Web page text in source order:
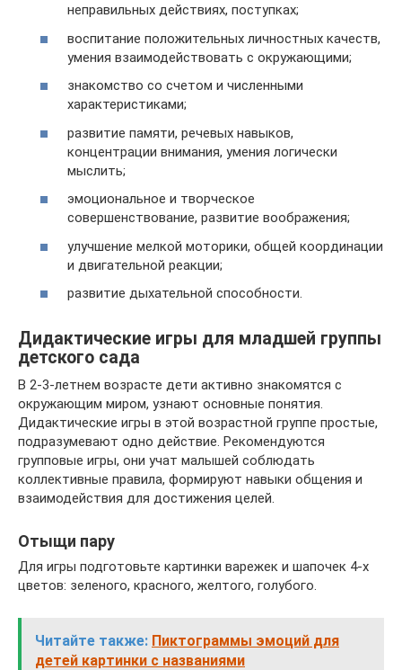
неправильных действиях, поступках;
воспитание положительных личностных качеств,
умения взаимодействовать с окружающими;
знакомство со счетом и численными
характеристиками;
развитие памяти, речевых навыков,
концентрации внимания, умения логически
мыслить;
эмоциональное и творческое
совершенствование, развитие воображения;
улучшение мелкой моторики, общей координации
и двигательной реакции;
развитие дыхательной способности.
Дидактические игры для младшей группы
детского сада
В 2-3-летнем возрасте дети активно знакомятся с
окружающим миром, узнают основные понятия.
Дидактические игры в этой возрастной группе простые,
подразумевают одно действие. Рекомендуются
групповые игры, они учат малышей соблюдать
коллективные правила, формируют навыки общения и
взаимодействия для достижения целей.
Отыщи пару
Для игры подготовьте картинки варежек и шапочек 4-х
цветов: зеленого, красного, желтого, голубого.
Читайте также: Пиктограммы эмоций для
детей картинки с названиями